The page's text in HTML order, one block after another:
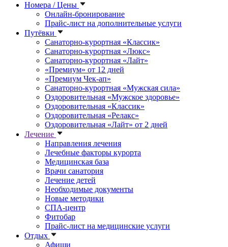
Номера / Цены
Онлайн-бронирование
Прайс-лист на дополнительные услуги
Путёвки
Санаторно-курортная «Классик»
Санаторно-курортная «Люкс»
Санаторно-курортная «Лайт»
«Премиум» от 12 дней
«Премиум Чек-ап»
Санаторно-курортная «Мужская сила»
Оздоровительная «Мужское здоровье»
Оздоровительная «Классик»
Оздоровительная «Релакс»
Оздоровительная «Лайт» от 2 дней
Лечение
Направления лечения
Лечебные факторы курорта
Медицинская база
Врачи санатория
Лечение детей
Необходимые документы
Новые методики
СПА-центр
Фитобар
Прайс-лист на медицинские услуги
Отдых
Афиши